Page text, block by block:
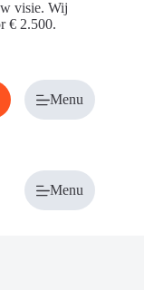
visie. Wij
€ 2.500.
Over ons
Menu
Menu